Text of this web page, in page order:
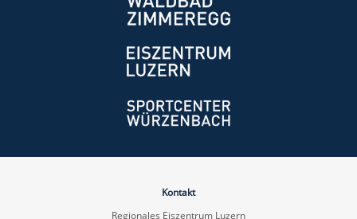
Kontakt
Regionales Eiszentrum Luzern